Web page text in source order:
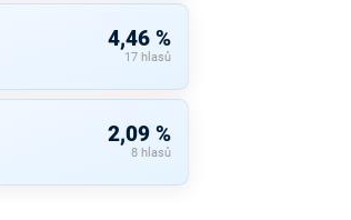
4,46 %
17 hlasů
2,09 %
8 hlasů